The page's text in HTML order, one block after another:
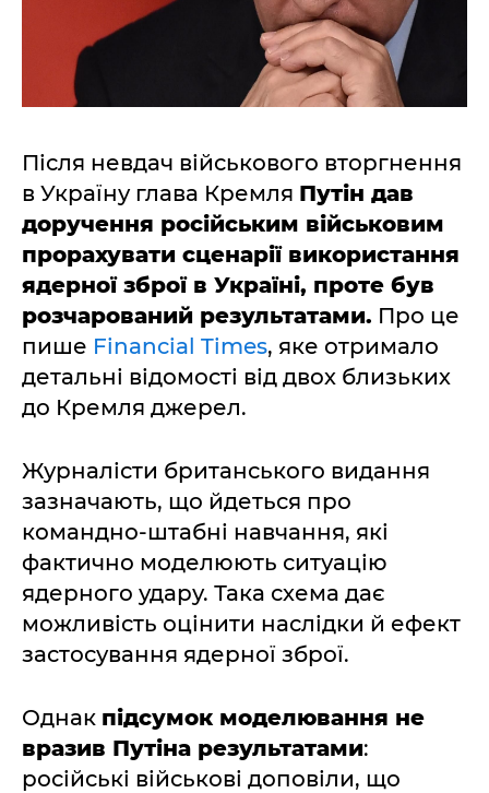
Після невдач військового вторгнення
в Україну глава Кремля Путін дав
доручення російським військовим
прорахувати сценарії використання
ядерної зброї в Україні, проте був
розчарований результатами. Про це
пише Financial Times, яке отримало
детальні відомості від двох близьких
до Кремля джерел.
Журналісти британського видання
зазначають, що йдеться про
командно-штабні навчання, які
фактично моделюють ситуацію
ядерного удару. Така схема дає
можливість оцінити наслідки й ефект
застосування ядерної зброї.
Однак підсумок моделювання не
вразив Путіна результатами:
російські військові доповіли, що